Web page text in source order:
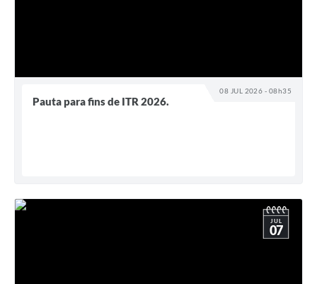
08 JUL 2026 - 08h35
Pauta para fins de ITR 2026.
JUL
07